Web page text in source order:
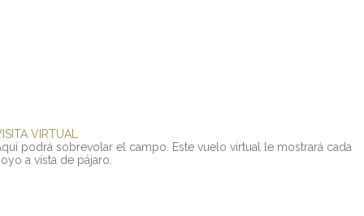
VIRTUAL
podrá sobrevolar el campo. Este vuelo virtual le mostrará cada
a vista de pájaro.